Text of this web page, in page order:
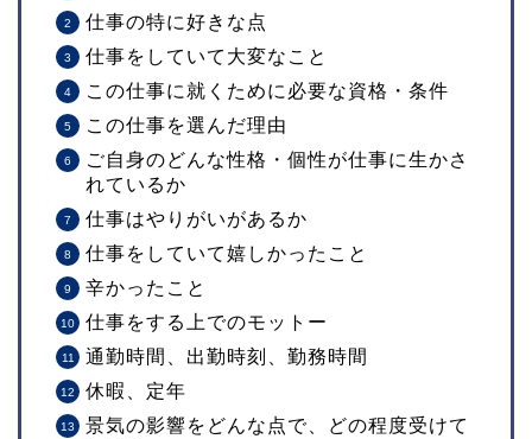
仕事の特に好きな点
仕事をしていて大変なこと
この仕事に就くために必要な資格・条件
この仕事を選んだ理由
ご自身のどんな性格・個性が仕事に生かさ
れているか
仕事はやりがいがあるか
仕事をしていて嬉しかったこと
辛かったこと
仕事をする上でのモットー
通勤時間、出勤時刻、勤務時間
休暇、定年
景気の影響をどんな点で、どの程度受けて